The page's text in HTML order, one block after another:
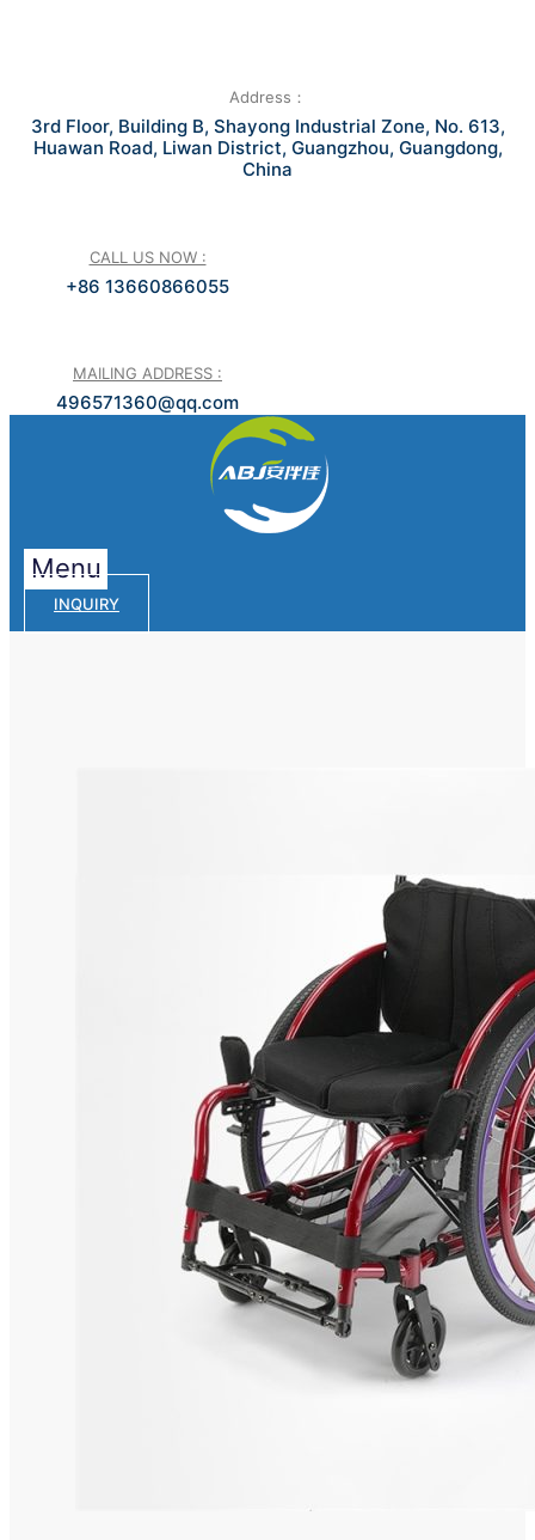
Address：
3rd Floor, Building B, Shayong Industrial Zone, No. 613,
Huawan Road, Liwan District, Guangzhou, Guangdong,
China
CALL US NOW :
+86 13660866055
MAILING ADDRESS :
496571360@qq.com
Menu
INQUIRY